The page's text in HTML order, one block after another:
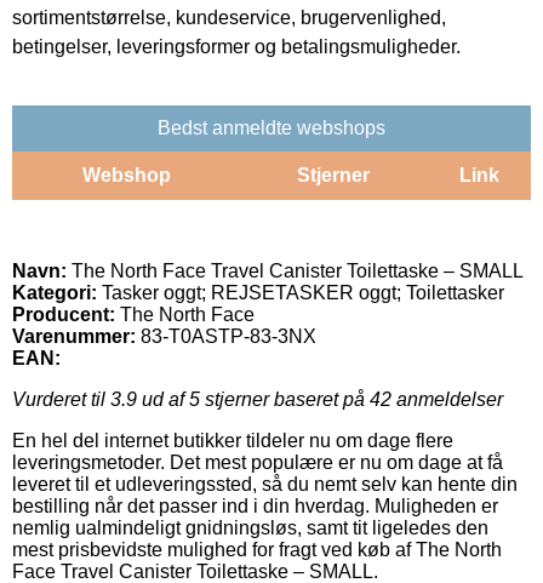
sortimentstørrelse, kundeservice, brugervenlighed,
betingelser, leveringsformer og betalingsmuligheder.
Bedst anmeldte webshops
Webshop Stjerner Link
Navn: The North Face Travel Canister Toilettaske – SMALL
Kategori: Tasker oggt; REJSETASKER oggt; Toilettasker
Producent: The North Face
Varenummer: 83-T0ASTP-83-3NX
EAN:
Vurderet til 3.9 ud af 5 stjerner baseret på 42 anmeldelser
En hel del internet butikker tildeler nu om dage flere
leveringsmetoder. Det mest populære er nu om dage at få
leveret til et udleveringssted, så du nemt selv kan hente din
bestilling når det passer ind i din hverdag. Muligheden er
nemlig ualmindeligt gnidningsløs, samt tit ligeledes den
mest prisbevidste mulighed for fragt ved køb af The North
Face Travel Canister Toilettaske – SMALL.